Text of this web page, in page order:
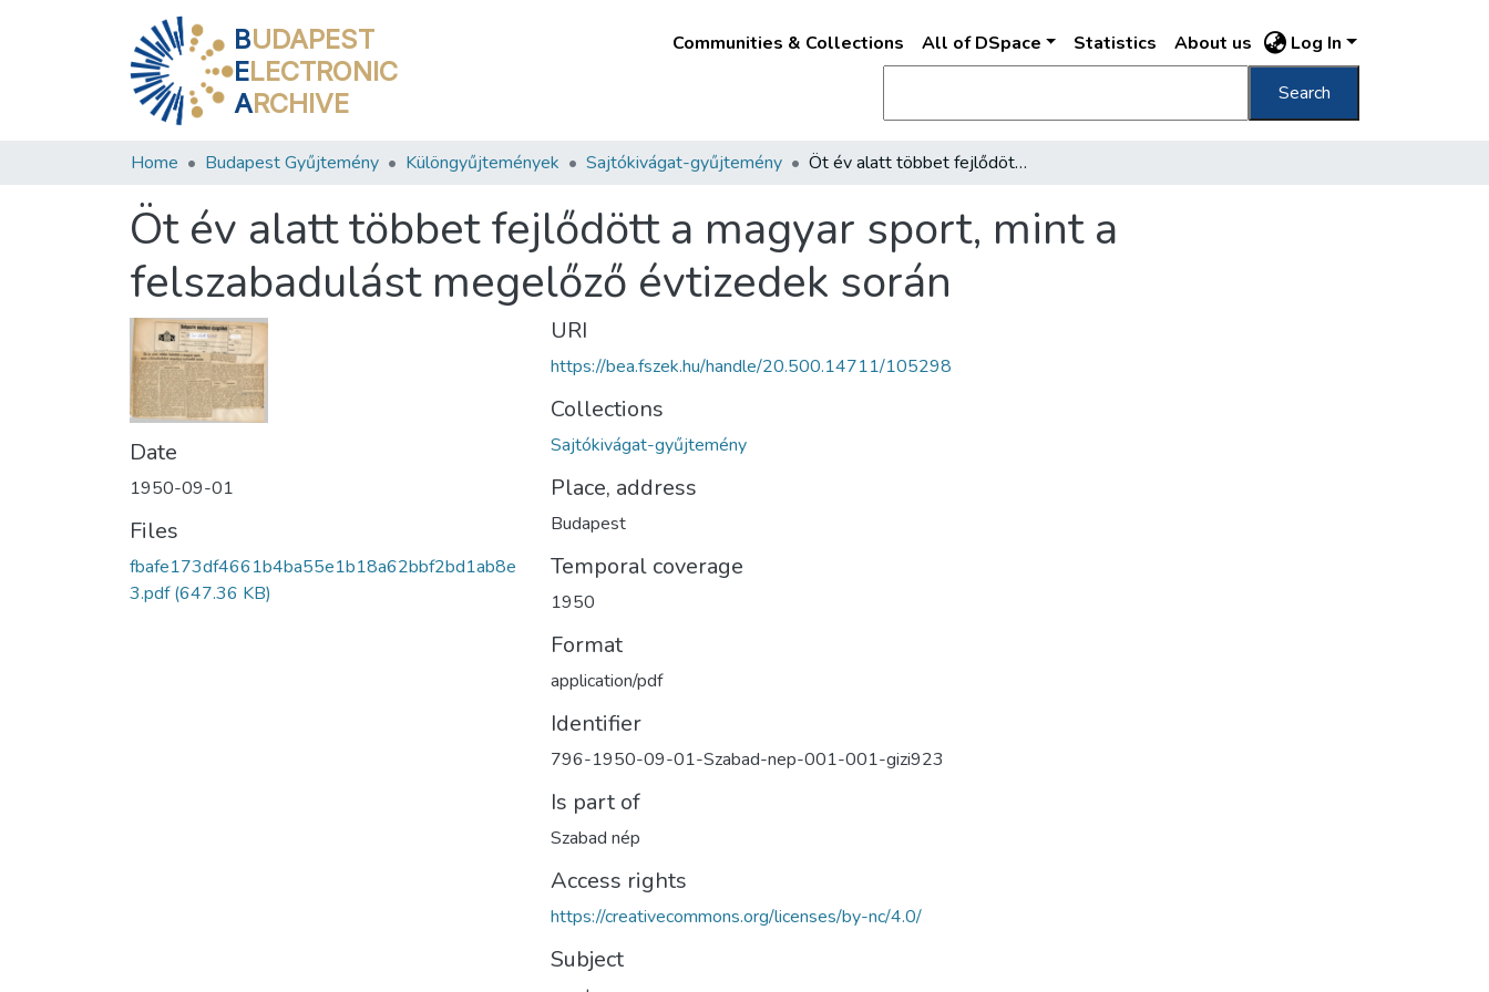
BUDAPEST
ELECTRONIC
ARCHIVE
Communities & Collections All of DSpace Statistics About us Log In
Search
Home Budapest Gyűjtemény Különgyűjtemények Sajtókivágat-gyűjtemény Öt év alatt többet fejlődött a magyar sport, mint a felszabadulást megelőző évtizedek során
Öt év alatt többet fejlődött a magyar sport, mint a
felszabadulást megelőző évtizedek során
Date
1950-09-01
Files
fbafe173df4661b4ba55e1b18a62bbf2bd1ab8e
3.pdf(647.36 KB)
URI
https://bea.fszek.hu/handle/20.500.14711/105298
Collections
Sajtókivágat-gyűjtemény
Place, address
Budapest
Temporal coverage
1950
Format
application/pdf
Identifier
796-1950-09-01-Szabad-nep-001-001-gizi923
Is part of
Szabad nép
Access rights
https://creativecommons.org/licenses/by-nc/4.0/
Subject